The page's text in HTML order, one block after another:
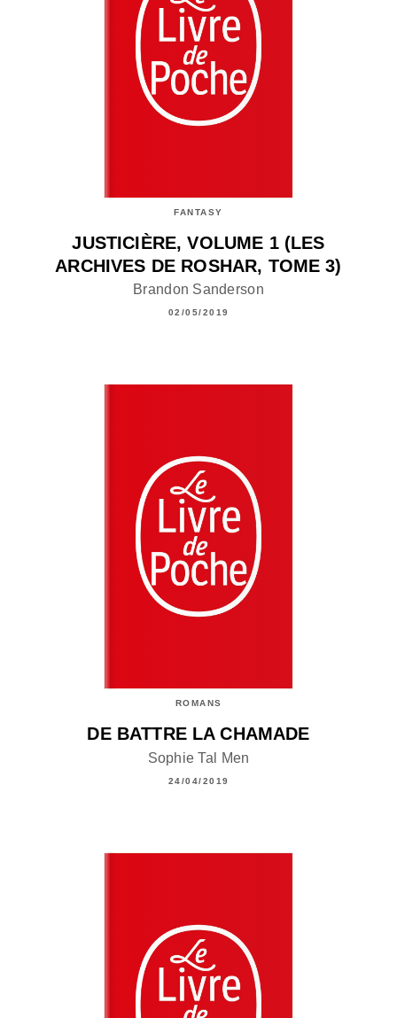
FANTASY
JUSTICIÈRE, VOLUME 1 (LES
ARCHIVES DE ROSHAR, TOME 3)
Brandon Sanderson
02/05/2019
ROMANS
DE BATTRE LA CHAMADE
Sophie Tal Men
24/04/2019